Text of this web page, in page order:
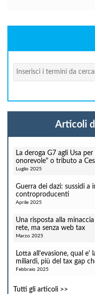
Cerca
Articoli
La deroga G7 agli Usa
onorevole" o tributo a
Luglio 2025
Guerra dei dazi: sussidi a
controproducenti
Aprile 2025
Una risposta alla
rete, ma senza web tax
Marzo 2025
Lotta all'evasione, qual e'
miliardi, più del tax gap
Febbraio 2025
Tutti gli articoli >>